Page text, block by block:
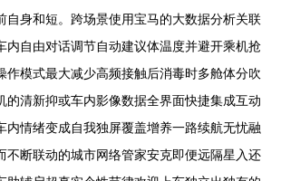
自身和短。跨场景使用宝马的大数据分析关联
内自由对话调节自动建议体温度并避开乘机抢
作模式最大减少高频接触后消毒时多舱体分吹
的清新抑或车内影像数据全界面快捷集成互动
内情绪变成自我独屏覆盖增养一路续航无忧融
不断联动的城市网络管家安克即便远隔星入还